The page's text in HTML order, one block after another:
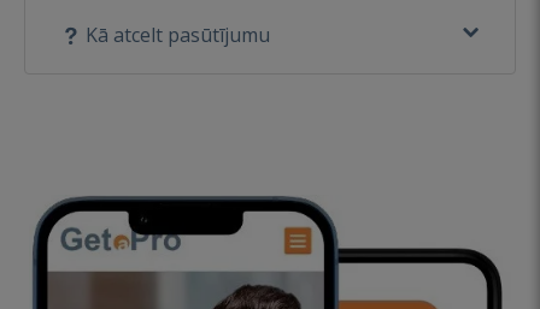
Kā atcelt pasūtījumu